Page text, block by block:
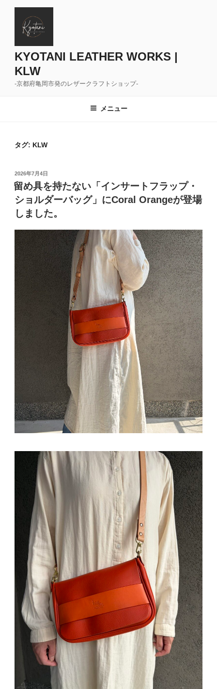
KYOTANI LEATHER WORKS |
KLW
-京都府亀岡市発のレザークラフトショップ-
メニュー
タグ: KLW
投
稿
日:
2026年7月4日
留め具を持たない「インサートフラップ・
ショルダーバッグ」にCoral Orangeが登場
しました。